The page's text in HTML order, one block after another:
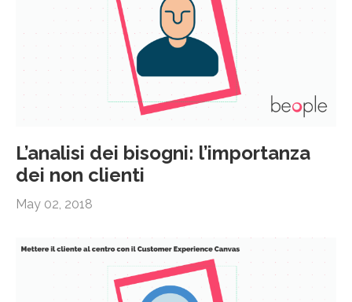
L’analisi dei bisogni: l’importanza
dei non clienti
May 02, 2018